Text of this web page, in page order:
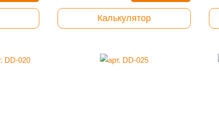
Калькулятор